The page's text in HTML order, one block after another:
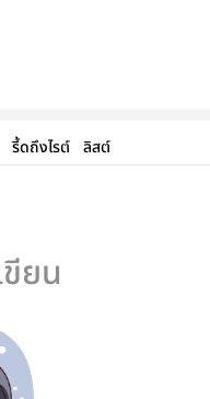
รี้ดถึงไรต์ ลิสต์
ยน